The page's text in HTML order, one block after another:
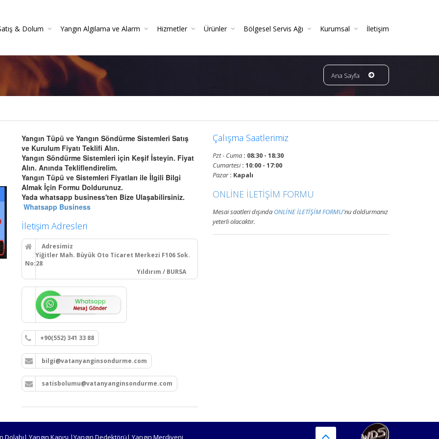
& Dolum Yangın Algılama ve Alarm Hizmetler Ürünler Bölgesel Servis Ağı Kurumsal İletişim
Ana Sayfa
Yangın Tüpü ve Yangın Söndürme Sistemleri Satış
ve Kurulum Fiyatı Teklifi Alın.
Yangın Söndürme Sistemleri için Keşif İsteyin. Fiyat
Alın. Anında Tekliflendirelim.
Yangın Tüpü ve Sistemleri Fiyatları ile İlgili Bilgi
Almak İçin Formu Doldurunuz.
Yada whatsapp business'ten Bize Ulaşabilirsiniz.
Whatsapp Business
İletişim Adresleri
Adresimiz
Yiğitler Mah. Büyük Oto Ticaret Merkezi F106 Sok.
No:28
Yıldırım / BURSA
+90(552) 341 33 88
bilgi@vatanyanginsondurme.com
satisbolumu@vatanyanginsondurme.com
Çalışma Saatlerimiz
Pzt - Cuma : 08:30 - 18:30
Cumartesi: 10:00 - 17:00
Pazar: Kapalı
ONLİNE İLETİŞİM FORMU
Mesai saatleri dışında ONLİNE İLETİŞİM FORMU'nu doldurmanız
yeterli olacaktır.
Yangın Kapısı |Yangın Dedektörü| Yangın Merdiveni